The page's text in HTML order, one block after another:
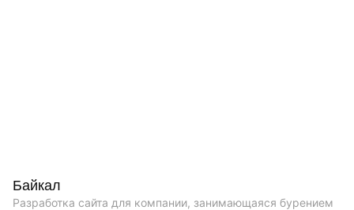
Байкал
Разработка сайта для компании, занимающаяся бурением